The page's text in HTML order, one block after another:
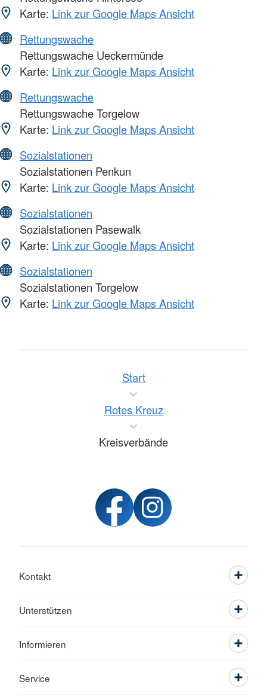
Karte: Link zur Google Maps Ansicht
Rettungswache
Rettungswache Ueckermünde
Karte: Link zur Google Maps Ansicht
Rettungswache
Rettungswache Torgelow
Karte: Link zur Google Maps Ansicht
Sozialstationen
Sozialstationen Penkun
Karte: Link zur Google Maps Ansicht
Sozialstationen
Sozialstationen Pasewalk
Karte: Link zur Google Maps Ansicht
Sozialstationen
Sozialstationen Torgelow
Karte: Link zur Google Maps Ansicht
Start
Rotes Kreuz
Kreisverbände
Kontakt
Unterstützen
Informieren
Service